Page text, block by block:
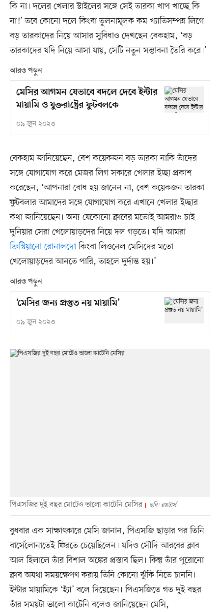
কি না। দলের খেলার স্টাইলের সঙ্গে সেই তারকা খাপ খাচ্ছে কি
না!’ তবে কোনো দলে কিংবা তুলনামূলক কম খ্যাতিসম্পন্ন লিগে
বড় তারকাদের নিয়ে আসার সুবিধাও দেখছেন বেকহাম, ‘বড়
তারকাদের যদি নিয়ে আসা যায়, সেটি নতুন সম্ভাবনা তৈরি করে।’
আরও পড়ুন
মেসির আগমন যেভাবে বদলে দেবে ইন্টার
মায়ামি ও যুক্তরাষ্ট্রের ফুটবলকে
০৯ জুন ২০২৩
বেকহাম জানিয়েছেন, বেশ কয়েকজন বড় তারকা নাকি তাঁদের
সঙ্গে যোগাযোগ করে মেজর লিগ সকারে খেলার ইচ্ছা প্রকাশ
করেছেন, ‘আপনারা বোধ হয় জানেন না, বেশ কয়েকজন তারকা
ফুটবলার আমাদের সঙ্গে যোগাযোগ করে এখানে খেলার ইচ্ছার
কথা জানিয়েছেন। অন্য যেকোনো ক্লাবের মতোই আমরাও চাই
দুনিয়ার সেরা খেলোয়াড়দের নিয়ে দল গড়তে। যদি আমরা
ক্রিস্টিয়ানো রোনালদোকিংবা লিওনেল মেসিদের মতো
খেলোয়াড়দের আনতে পারি, তাহলে দুর্দান্ত হয়।’
আরও পড়ুন
‘মেসির জন্য প্রস্তুত নয় মায়ামি’
০৯ জুন ২০২৩
পিএসজির দুই বছর মোটেও ভালো কাটেনি মেসির ছবি: রয়টার্স
বুধবার এক সাক্ষাৎকারে মেসি জানান, পিএসজি ছাড়ার পর তিনি
বার্সেলোনাতেই ফিরতে চেয়েছিলেন। যদিও সৌদি আরবের ক্লাব
আল হিলালে তাঁর বিশাল অঙ্কের প্রস্তাব ছিল। কিন্তু তাঁর পুরোনো
ক্লাব অযথা সময়ক্ষেপণ করায় তিনি কোনো ঝুঁকি নিতে চাননি।
ইন্টার মায়ামিকে ‘হ্যাঁ’ বলে দিয়েছেন। পিএসজিতে গত দুই বছর
তাঁর সময়টা ভালো কাটেনি বলেও জানিয়েছেন মেসি,